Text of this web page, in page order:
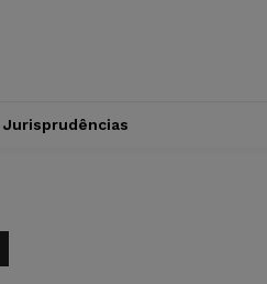
Jurisprudências